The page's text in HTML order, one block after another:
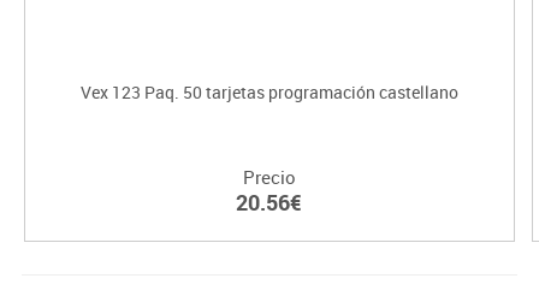
Vex 123 Paq. 50 tarjetas programación castellano
Precio
20.56€